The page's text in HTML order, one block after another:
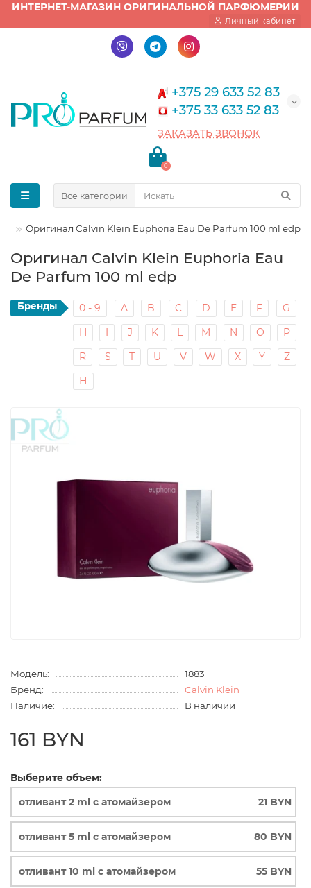
Личный кабинет
ИНТЕРНЕТ-МАГАЗИН ОРИГИНАЛЬНОЙ ПАРФЮМЕРИИ
+375 29 633 52 83
+375 33 633 52 83
ЗАКАЗАТЬ ЗВОНОК
0
Все категории
Оригинал Calvin Klein Euphoria Eau De Parfum 100 ml edp
Оригинал Calvin Klein Euphoria Eau
De Parfum 100 ml edp
Бренды 0 - 9 A B C D E F
G
H
I J K L M N O
P
R
S T U V W X Y
Z
Н
Модель:
1883
Бренд:
Calvin Klein
Наличие:
В наличии
161 BYN
Выберите объем:
отливант 2 ml с атомайзером
21 BYN
отливант 5 ml с атомайзером 80 BYN
отливант 10 ml с атомайзером 55 BYN